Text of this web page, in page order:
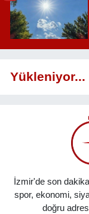
Yükleniyor...
İzmir'de son
spor, ekonomi,
doğru